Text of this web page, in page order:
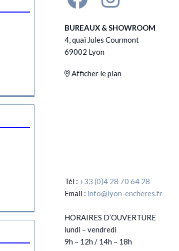
BUREAUX & SHOWROOM
4, quai Jules Courmont
69002 Lyon
Afficher le plan
Tél : +33 (0)4 28 70 64 28
Email : info@lyon-encheres.fr
HORAIRES D’OUVERTURE
lundi – vendredi
9h – 12h / 14h – 18h